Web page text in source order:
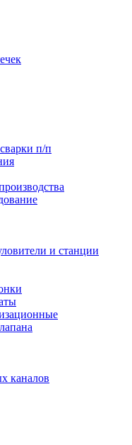
п/п
и станции
каналов